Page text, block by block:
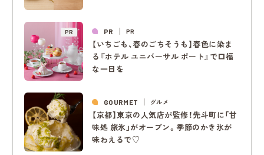
PR PR PR
【いちごも、春のごちそうも】春色に染ま
る『ホテル ユニバーサル ポート』で口福
な一日を
GOURMET グルメ
【京都】東京の人気店が監修！先斗町に「甘
味処 旅氷」がオープン。季節のかき氷が
味わえるで♡